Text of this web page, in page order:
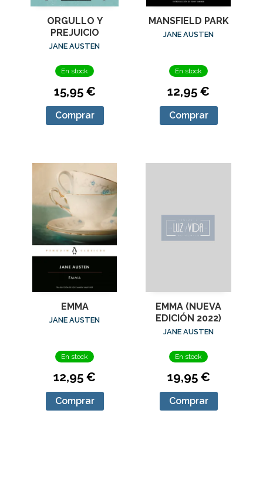
ORGULLO Y
PREJUICIO
JANE AUSTEN
En stock
15,95 €
Comprar
MANSFIELD PARK
JANE AUSTEN
En stock
12,95 €
Comprar
EMMA
JANE AUSTEN
En stock
12,95 €
Comprar
EMMA (NUEVA
EDICIÓN 2022)
JANE AUSTEN
En stock
19,95 €
Comprar